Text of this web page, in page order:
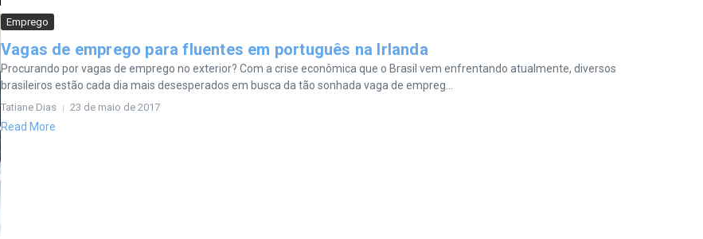
Emprego
Vagas de emprego para fluentes em português na Irlanda
Procurando por vagas de emprego no exterior? Com a crise econômica que o Brasil vem enfrentando atualmente, diversos
brasileiros estão cada dia mais desesperados em busca da tão sonhada vaga de empreg...
Tatiane Dias 23 de maio de 2017
Read More